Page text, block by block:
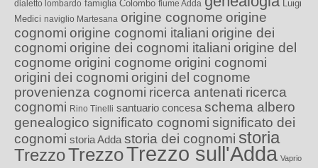
dialetto lombardo famiglia Colombo fiume Adda
Luigi
Medici naviglio Martesana origine cognome origine
cognomi origine cognomi italiani origine dei
cognomi origine dei cognomi italiani origine del
cognome origini cognome origini cognomi
origini dei cognomi origini del cognome
provenienza cognomi ricerca antenati ricerca
cognomi Rino Tinelli santuario concesa schema albero
genealogico significato cognomi significato dei
cognomi storia Adda storia dei cognomi storia
TrezzoTrezzoTrezzo sull'Adda Vaprio